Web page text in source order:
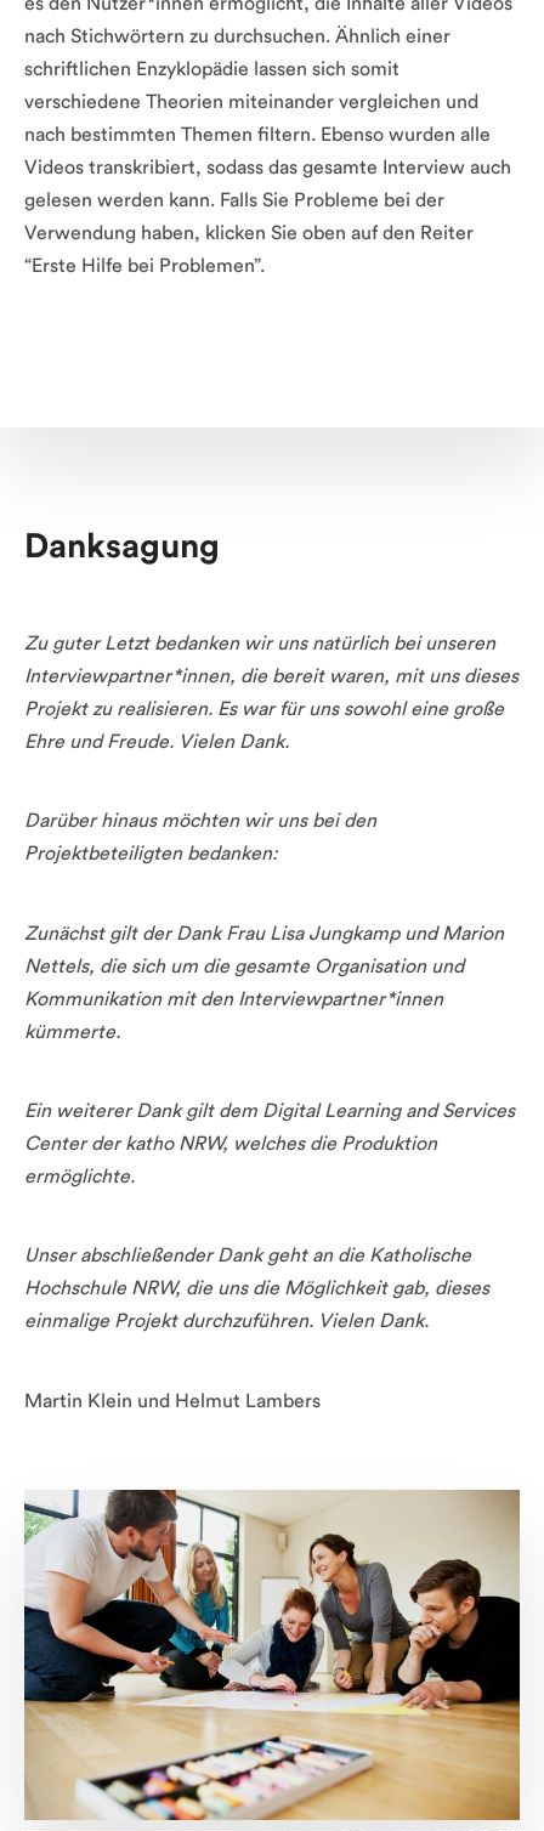
nach Stichwörtern zu durchsuchen. Ähnlich einer
schriftlichen Enzyklopädie lassen sich somit
verschiedene Theorien miteinander vergleichen und
nach bestimmten Themen filtern. Ebenso wurden alle
Videos transkribiert, sodass das gesamte Interview auch
gelesen werden kann. Falls Sie Probleme bei der
Verwendung haben, klicken Sie oben auf den Reiter
“Erste Hilfe bei Problemen”.
Danksagung
Zu guter Letzt bedanken wir uns natürlich bei unseren
Interviewpartner*innen, die bereit waren, mit uns dieses
Projekt zu realisieren. Es war für uns sowohl eine große
Ehre und Freude. Vielen Dank.
Darüber hinaus möchten wir uns bei den
Projektbeteiligten bedanken:
Zunächst gilt der Dank Frau Lisa Jungkamp und Marion
Nettels, die sich um die gesamte Organisation und
Kommunikation mit den Interviewpartner*innen
kümmerte.
Ein weiterer Dank gilt dem Digital Learning and Services
Center der katho NRW, welches die Produktion
ermöglichte.
Unser abschließender Dank geht an die Katholische
Hochschule NRW, die uns die Möglichkeit gab, dieses
einmalige Projekt durchzuführen. Vielen Dank.
Martin Klein und Helmut Lambers